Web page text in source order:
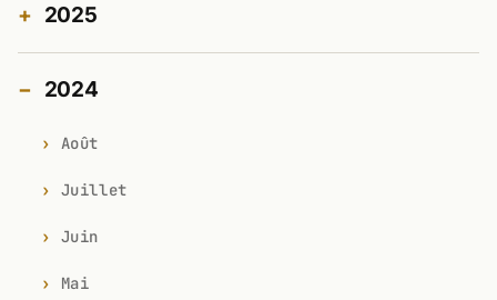
2025
2024
Août
Juillet
Juin
Mai